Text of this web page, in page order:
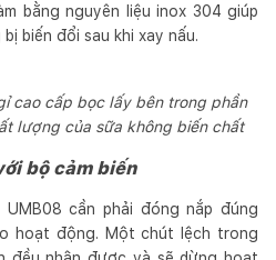
bằng nguyên liệu inox 304 giúp
biến đổi sau khi xay nấu.
cao cấp bọc lấy bên trong phần
lượng của sữa không biến chất
bộ cảm biến
UMB08 cần phải đóng nắp đúng
hoạt động. Một chút lệch trong